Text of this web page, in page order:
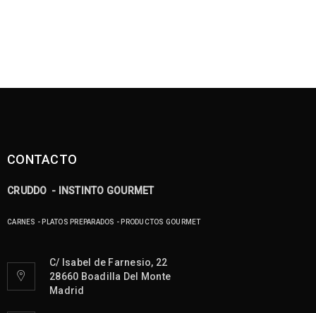
CONTACTO
CRUDDO - INSTINTO GOURMET
CARNES - PLATOS PREPARADOS - PRODUCTOS GOURMET
C/ Isabel de Farnesio, 22
28660 Boadilla Del Monte
Madrid